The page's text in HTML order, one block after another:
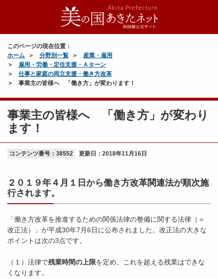
このページの現在位置：
ホーム
分野別一覧
産業・雇用
雇用・労働・定住支援・Ａターン
仕事と家庭の両立支援・働き方改革
事業主の皆様へ 「働き方」が変わります！
事業主の皆様へ 「働き方」が変わり
ます！
コンテンツ番号：38552 更新日： 2018年11月16日
２０１９年４月１日から働き方改革関連法が順次施
行されます。
「働き方改革を推進するための関係法律の整備に関する法律（＝
改正法）」が平成30年7月6日に公布されました。改正法の大きな
ポイントは次の3点です。
（１）法律で残業時間の上限を定め、これを超える残業はできな
くなります。